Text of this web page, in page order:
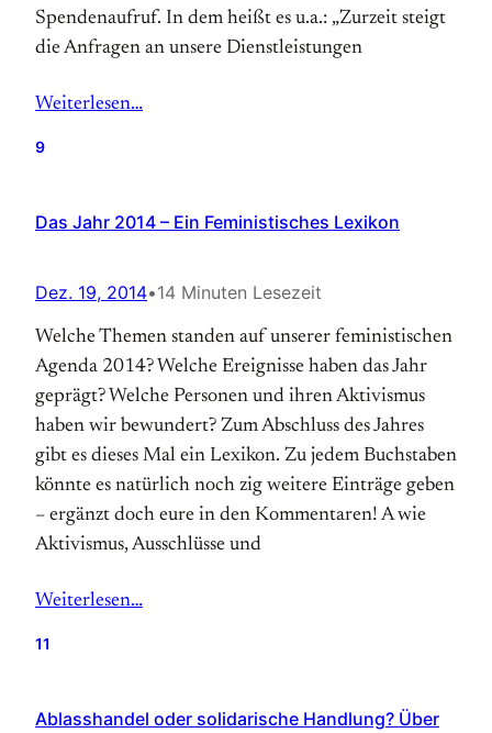
Spendenaufruf. In dem heißt es u.a.: „Zurzeit steigt
die Anfragen an unsere Dienstleistungen
Weiterlesen…
9
Das Jahr 2014 – Ein Feministisches Lexikon
Dez. 19, 2014•14 Minuten Lesezeit
Welche Themen standen auf unserer feministischen
Agenda 2014? Welche Ereignisse haben das Jahr
geprägt? Welche Personen und ihren Aktivismus
haben wir bewundert? Zum Abschluss des Jahres
gibt es dieses Mal ein Lexikon. Zu jedem Buchstaben
könnte es natürlich noch zig weitere Einträge geben
– ergänzt doch eure in den Kommentaren! A wie
Aktivismus, Ausschlüsse und
Weiterlesen…
11
Ablasshandel oder solidarische Handlung? Über